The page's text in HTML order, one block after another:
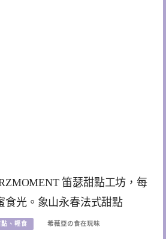
笛瑟甜點工坊，每
食光。象山永春法式甜點
、輕食
希薇亞の食在玩味